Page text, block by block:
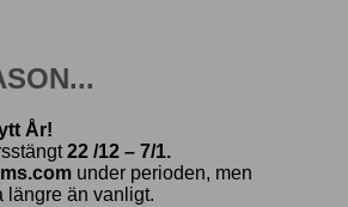
År!
22 /12 – 7/1.
under perioden, men
längre än vanligt.